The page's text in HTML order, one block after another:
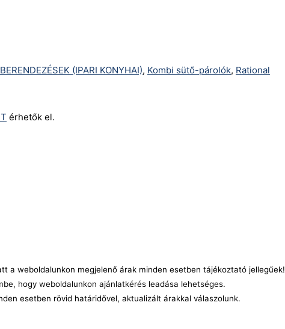
(IPARI KONYHAI), Kombi sütő-párolók, Rational
érhetők el.
a weboldalunkon megjelenő árak minden esetben tájékoztató jellegűek!
hogy weboldalunkon ajánlatkérés leadása lehetséges.
esetben rövid határidővel, aktualizált árakkal válaszolunk.